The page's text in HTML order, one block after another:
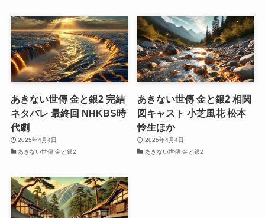
あきない世傳 金と銀2 完結
ネタバレ 最終回 NHKBS時
代劇
2025年4月4日
あきない世傳 金と銀2
あきない世傳 金と銀2 相関
図キャスト 小芝風花 松本
怜生ほか
2025年4月4日
あきない世傳 金と銀2